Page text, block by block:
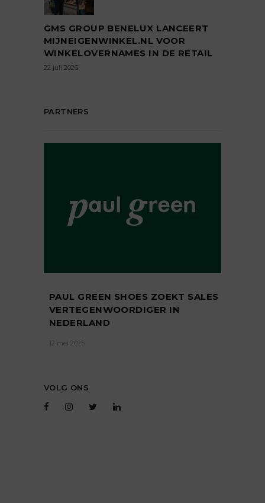
GMS GROUP BENELUX LANCEERT
MIJNEIGENWINKEL.NL VOOR
WINKELOVERNAMES IN DE RETAIL
22 juli 2026
PARTNERS
PAUL GREEN SHOES ZOEKT SALES
VERTEGENWOORDIGER IN
NEDERLAND
12 mei 2025
VOLG ONS